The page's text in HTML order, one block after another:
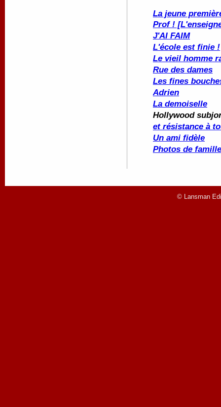
La jeune
Prof !
J'AI FAIM
L'école est finie !
Le vieil homme
Rue des dames
Les fines
Adrien
La demoiselle
Hollywood
et résistance à
Un ami fidèle
Photos de famille
© Lansman